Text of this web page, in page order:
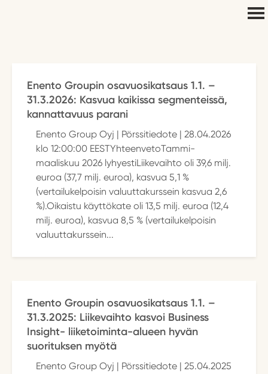
Enento Groupin osavuosikatsaus 1.1. –
31.3.2026: Kasvua kaikissa segmenteissä,
kannattavuus parani
Enento Group Oyj | Pörssitiedote | 28.04.2026
klo 12:00:00 EESTYhteenvetoTammi-
maaliskuu 2026 lyhyestiLiikevaihto oli 39,6 milj.
euroa (37,7 milj. euroa), kasvua 5,1 %
(vertailukelpoisin valuuttakurssein kasvua 2,6
%).Oikaistu käyttökate oli 13,5 milj. euroa (12,4
milj. euroa), kasvua 8,5 % (vertailukelpoisin
valuuttakurssein...
Enento Groupin osavuosikatsaus 1.1. –
31.3.2025: Liikevaihto kasvoi Business
Insight- liiketoiminta-alueen hyvän
suorituksen myötä
Enento Group Oyj | Pörssitiedote | 25.04.2025